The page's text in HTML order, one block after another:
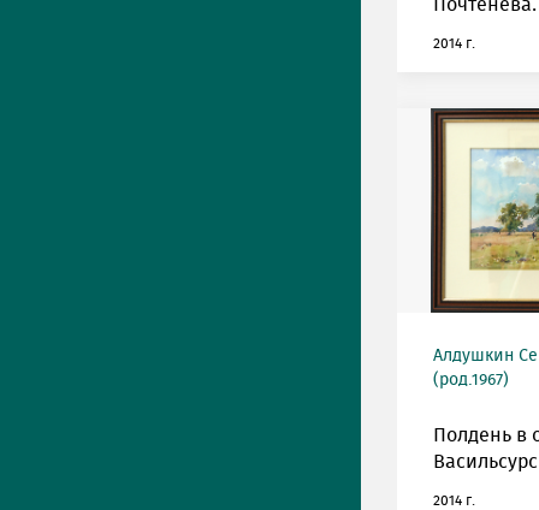
Почтенева.
2014 г.
Алдушкин
(род.1967)
Полдень в
2014 г.